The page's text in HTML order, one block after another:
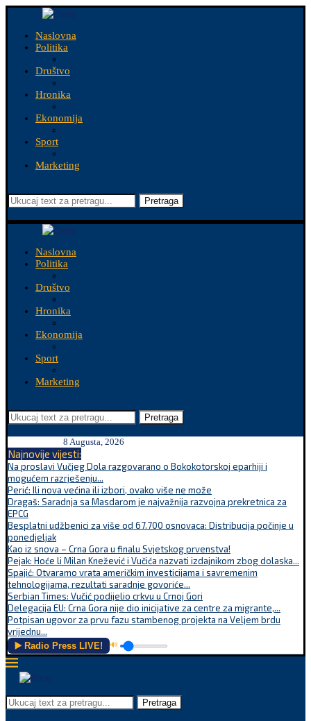
Naslovna
Politika
Društvo
Hronika
Ekonomija
Sport
Marketing
Pretraga
Naslovna
Politika
Društvo
Hronika
Ekonomija
Sport
Marketing
Pretraga
8 Augusta, 2026
Najnovije vijesti:
Na proslavi Vučjeg Dola razgovarano o Bokokotorskoj eparhiji i
mogućem razrješenju...
Perić: Ili nova većina ili izbori, ovako više ne može
Dragaš: Saradnja sa Masdarom je najvažnija razvojna prekretnica za
EPCG
Besplatni udžbenici za više od 67.700 osnovaca: Distribucija počinje u
ponedjeljak
Kao iz snova – Crna Gora u finalu Svjetskog prvenstva!
Pejak: Hoće li Milan Knežević i Vučića nazvati izdajnikom zbog dolaska...
Spajić: Otvaramo vrata američkim investicijama i savremenim
tehnologijama, rezultati saradnje govoriće...
Serbian Times: Vučić podijelio crkvu u Crnoj Gori
Delegacija EU: Crna Gora nije dio inicijative za centre za migrante,...
Potpisan ugovor za prvu fazu stambenog projekta na Veljem brdu
vrijednu...
▶️ Radio Press LIVE! 🔊
Pretraga